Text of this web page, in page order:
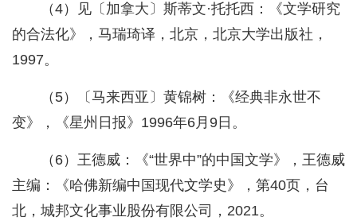
（4）见〔加拿大〕斯蒂文·托托西：《文学研究
的合法化》，马瑞琦译，北京，北京大学出版社，
1997。
（5）〔马来西亚〕黄锦树：《经典非永世不
变》，《星州日报》1996年6月9日。
（6）王德威：《“世界中”的中国文学》，王德威
主编：《哈佛新编中国现代文学史》，第40页，台
北，城邦文化事业股份有限公司，2021。